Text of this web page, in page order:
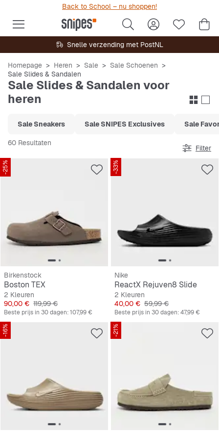
Back to School – nu shoppen!
Snelle verzending met PostNL
Homepage Heren Sale
Sale Schoenen
Sale Slides & Sandalen
Sale Slides & Sandalen voor
heren
Sale Sneakers Sale SNIPES Exclusives Sale
60 Resultaten
Filter
-25%
Birkenstock
Boston TEX
2 Kleuren
Prijs
90,00 € Originele Prijs
119,99 €
Beste prijs in 30 dagen:107,99 €
-33%
Nike
ReactX Rejuven8 Slide
2 Kleuren
Prijs
40,00 € Originele Prijs
59,99 €
Beste prijs in 30 dagen:47,99 €
-16% -21%